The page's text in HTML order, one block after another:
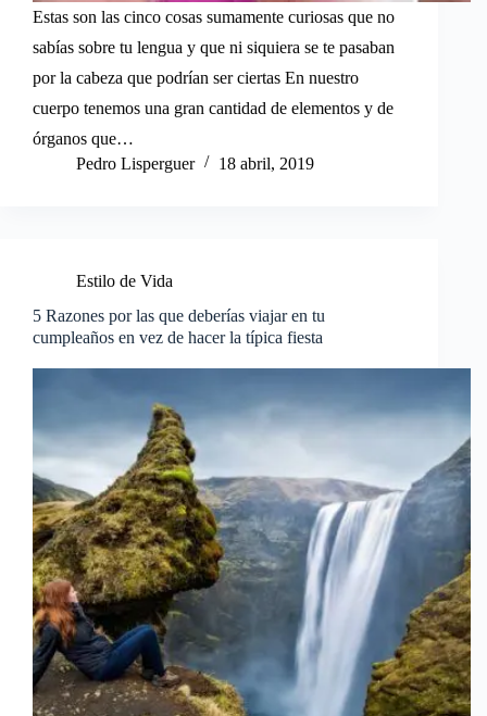
Estas son las cinco cosas sumamente curiosas que no
sabías sobre tu lengua y que ni siquiera se te pasaban
por la cabeza que podrían ser ciertas En nuestro
cuerpo tenemos una gran cantidad de elementos y de
órganos que…
Pedro Lisperguer
18 abril, 2019
Estilo de Vida
5 Razones por las que deberías viajar en tu
cumpleaños en vez de hacer la típica fiesta